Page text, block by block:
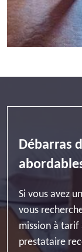
Débarras
Si vous avez
vous
mission à
prestataire